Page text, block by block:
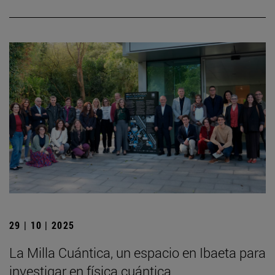
29 | 10 | 2025
La Milla Cuántica, un espacio en Ibaeta para
investigar en física cuántica